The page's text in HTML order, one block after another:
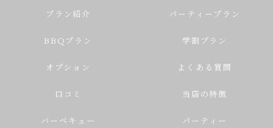
プラン紹介 パーティープラン
BBQプラン 学割プラン
オプション よくある質問
口コミ 当店の特徴
バーベキュー パーティー